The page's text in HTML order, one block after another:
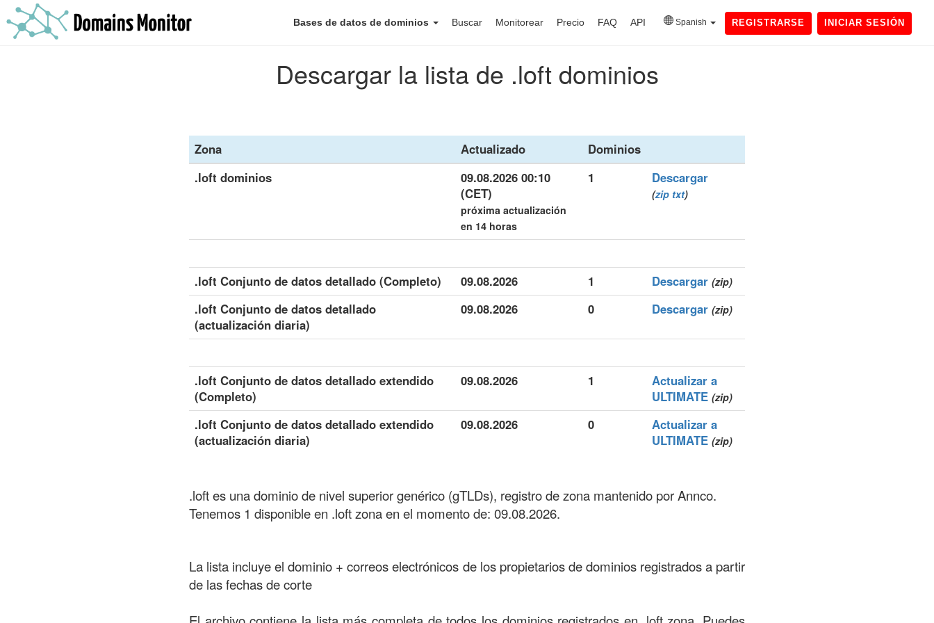
Bases de datos de dominios Buscar Monitorear Precio FAQ API Spanish REGISTRARSE INICIAR SESIÓN
Descargar la lista de .loft dominios
Zona Actualizado
Dominios
.loft dominios
09.08.2026 00:10
(CET)
próxima actualización
en 14 horas
1 Descargar
(zip txt)
.loft Conjunto de datos detallado (Completo) 09.08.2026 1 Descargar (zip)
.loft Conjunto de datos detallado
(actualización diaria)
09.08.2026 0 Descargar (zip)
.loft Conjunto de datos detallado extendido
(Completo)
09.08.2026 1
Actualizar a
ULTIMATE (zip)
.loft Conjunto de datos detallado extendido
(actualización diaria)
09.08.2026 0
Actualizar a
ULTIMATE (zip)
.loft es una dominio de nivel superior genérico (gTLDs), registro de zona mantenido por Annco.
Tenemos 1 disponible en .loft zona en el momento de: 09.08.2026.
La lista incluye el dominio + correos electrónicos de los propietarios de dominios registrados a partir
de las fechas de corte